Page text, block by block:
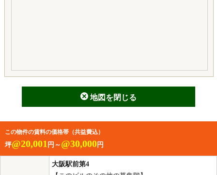
地図を閉じる
この物件の賃料の価格帯（共益費込）
坪@20,001 円～ @30,000 円
大阪駅前第4